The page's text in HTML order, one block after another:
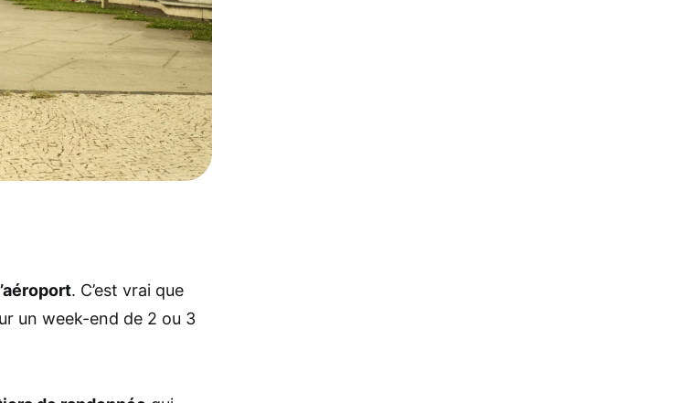
. C’est vrai que
un week-end de 2 ou 3